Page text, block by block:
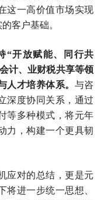
这一高价值市场实现
客户基础。
“开放赋能、同行共
计、业财税共享等领
人才培养体系。 与咨
深度协同关系，通过
等多种模式，将元年
力，构建一个更具韧
应对的总结，更是元
将进一步统一思想、